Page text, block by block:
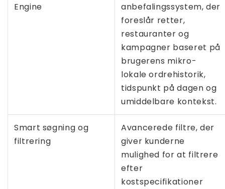
Engine
anbefalingssystem, der
foreslår retter,
restauranter og
kampagner baseret på
brugerens mikro-
lokale ordrehistorik,
tidspunkt på dagen og
umiddelbare kontekst.
Smart søgning og
filtrering
Avancerede filtre, der
giver kunderne
mulighed for at filtrere
efter
kostspecifikationer